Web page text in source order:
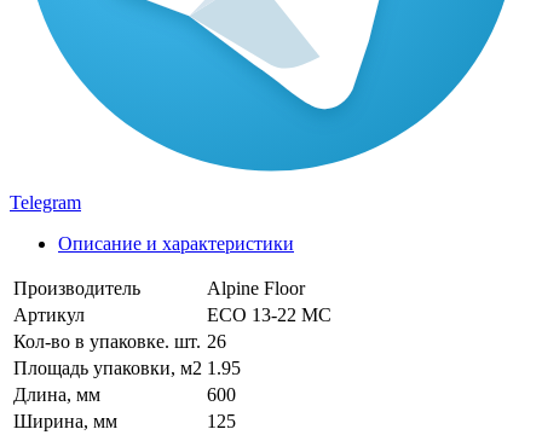
Telegram
Описание и характеристики
Производитель
Alpine Floor
Артикул
ЕСО 13-22 MC
Кол-во в упаковке. шт. 26
Площадь упаковки, м2 1.95
Длина, мм
600
Ширина, мм
125